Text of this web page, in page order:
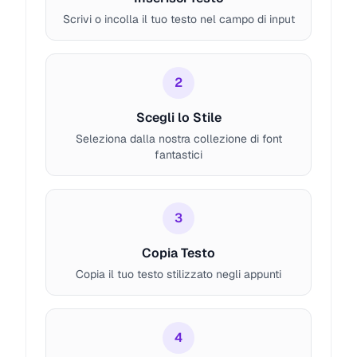
𝚃𝚢𝚙𝚎 𝚢𝚘𝚞𝚛 𝚌𝚊𝚙𝚝𝚒𝚘𝚗 𝚑𝚎𝚛𝚎...
ALL CAPS
Scrivi o incolla il tuo testo nel campo di input
2
Scegli lo Stile
Seleziona dalla nostra collezione di font
fantastici
3
Copia Testo
Copia il tuo testo stilizzato negli appunti
4